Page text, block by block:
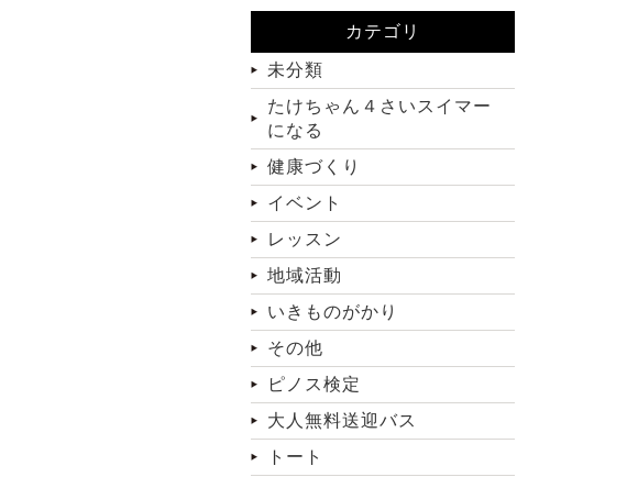
カテゴリ
未分類
たけちゃん４さいスイマー
になる
健康づくり
イベント
レッスン
地域活動
いきものがかり
その他
ピノス検定
大人無料送迎バス
トート